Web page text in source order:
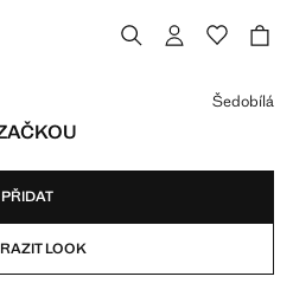
]
Šedobílá
PŘIDAT
LOOK